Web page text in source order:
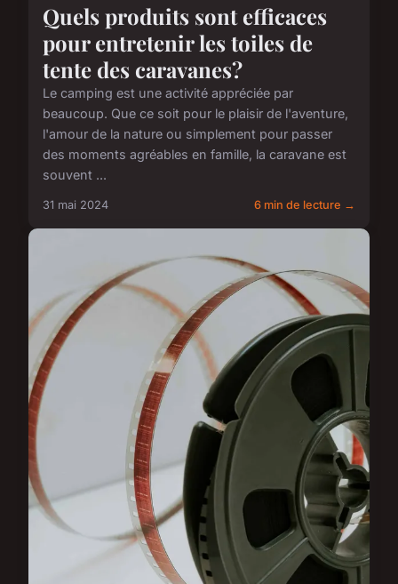
Quels produits sont efficaces
pour entretenir les toiles de
tente des caravanes?
Le camping est une activité appréciée par
beaucoup. Que ce soit pour le plaisir de l'aventure,
l'amour de la nature ou simplement pour passer
des moments agréables en famille, la caravane est
souvent ...
31 mai 2024 6 min de lecture →